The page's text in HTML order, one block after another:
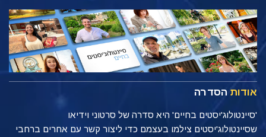
אודות הסדרה
'סיינטולוג'יסטים בחיים' היא סדרה של סרטוני וידיאו
שסיינטולוג'יסטים צילמו בעצמם כדי ליצור קשר עם אחרים ברחבי